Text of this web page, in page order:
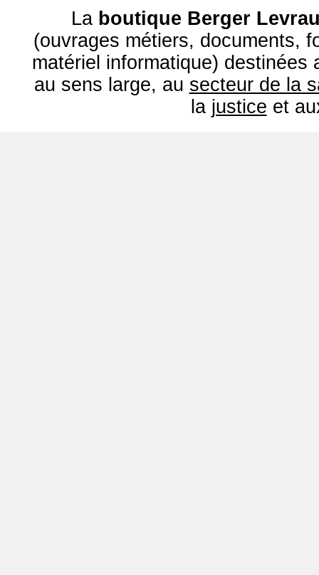
La boutique Berger
(ouvrages métiers, documents,
matériel informatique) destinées
au sens large, au secteur de la
la justice et